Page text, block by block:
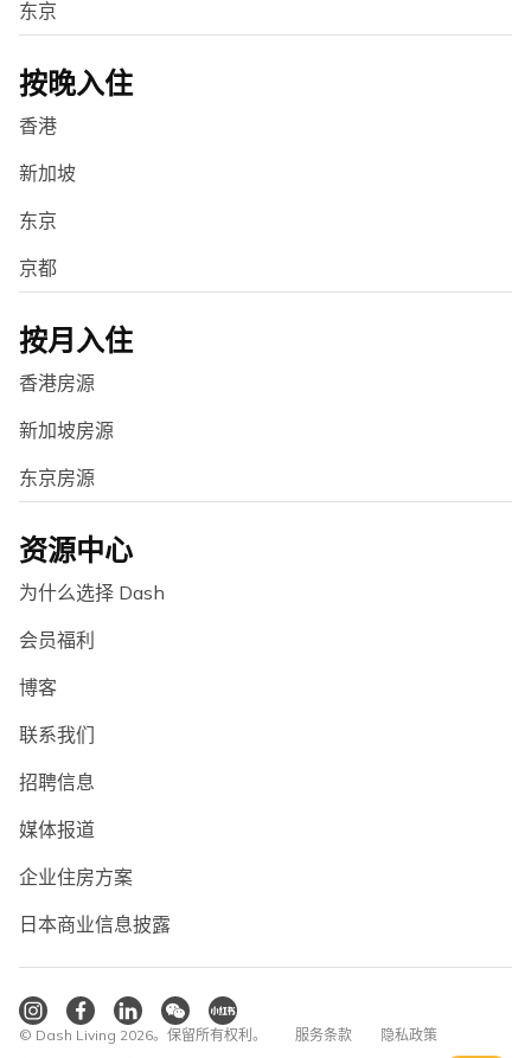
东京
按晚入住
香港
新加坡
东京
京都
按月入住
香港房源
新加坡房源
东京房源
资源中心
为什么选择 Dash
会员福利
博客
联系我们
招聘信息
媒体报道
企业住房方案
日本商业信息披露
© Dash Living 2026。保留所有权利。 服务条款 隐私政策